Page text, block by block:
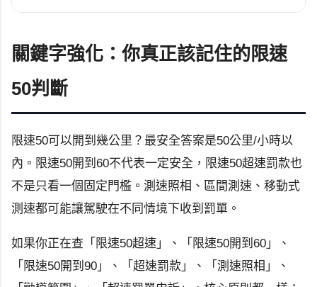
關鍵字強化：你真正該記住的限速
50判斷
限速50可以開到幾公里？最安全答案是50公里/小時以
內。限速50開到60不代表一定安全，限速50超速罰款也
不是只看一個固定門檻。測速照相、區間測速、移動式
測速都可能讓駕駛在不同情境下收到罰單。
如果你正在查「限速50超速」、「限速50開到60」、
「限速50開到90」、「超速罰款」、「測速照相」、